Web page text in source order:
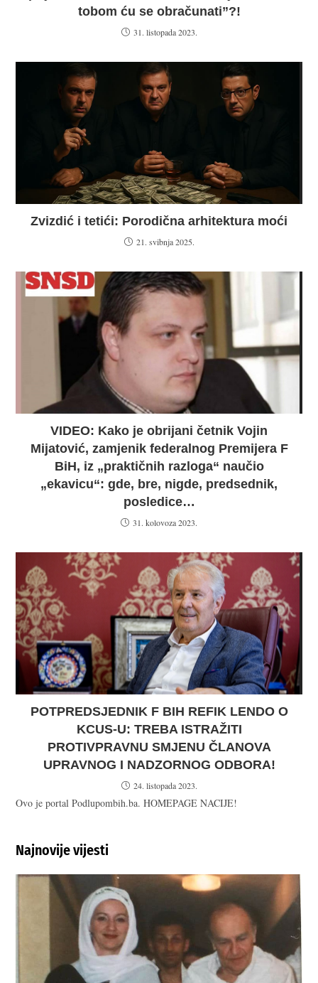
tobom ću se obračunati”?!
31. listopada 2023.
Zvizdić i tetići: Porodična arhitektura moći
21. svibnja 2025.
VIDEO: Kako je obrijani četnik Vojin
Mijatović, zamjenik federalnog Premijera F
BiH, iz „praktičnih razloga“ naučio
„ekavicu“: gde, bre, nigde, predsednik,
posledice…
31. kolovoza 2023.
POTPREDSJEDNIK F BIH REFIK LENDO O
KCUS-U: TREBA ISTRAŽITI
PROTIVPRAVNU SMJENU ČLANOVA
UPRAVNOG I NADZORNOG ODBORA!
24. listopada 2023.
Ovo je portal Podlupombih.ba. HOMEPAGE NACIJE!
Najnovije vijesti